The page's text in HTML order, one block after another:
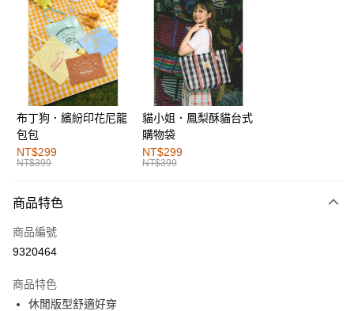
超商取貨付款
LINE Pay
街口支付
運送方式
全家取貨付款
每筆NT$60，滿NT$1,000(含以上)免運費
付款後全家取貨
萊爾富取貨付款
付款後萊爾富取貨
布丁狗．繽紛印花尼龍
包包
NT$299
NT$399
貓小姐．鳳梨酥貓台式
購物袋
NT$299
NT$399
商品特色
商品編號
9320464
商品特色
休閒版型舒適好穿